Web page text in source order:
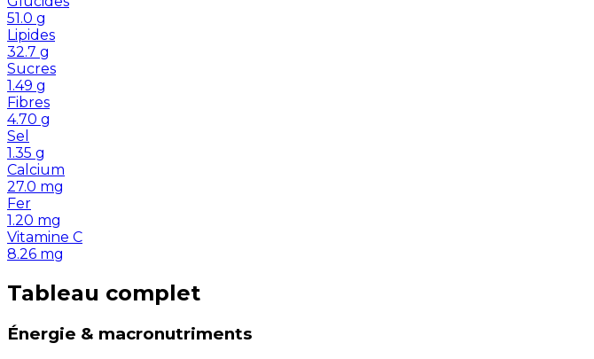
51.0 g
Lipides
32.7 g
Sucres
1.49 g
Fibres
4.70 g
Sel
1.35 g
Calcium
27.0 mg
Fer
1.20 mg
Vitamine C
8.26 mg
Tableau complet
Énergie & macronutriments